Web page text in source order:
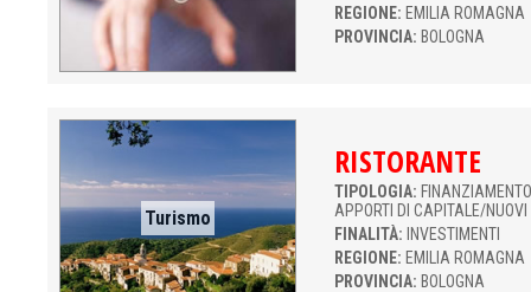
REGIONE: EMILIA ROMAGNA
PROVINCIA: BOLOGNA
Turismo
RISTORANTE
TIPOLOGIA:
APPORTI DI CAPITALE/NUOVI
FINALITÀ: INVESTIMENTI
REGIONE: EMILIA ROMAGNA
PROVINCIA: BOLOGNA